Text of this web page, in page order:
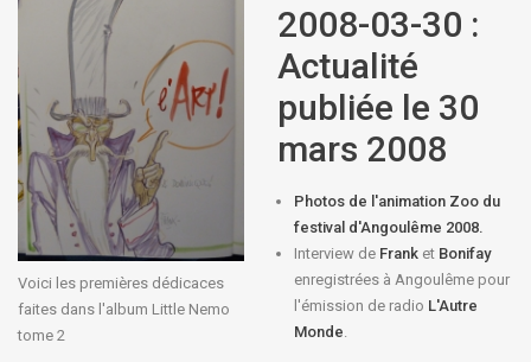
Voici les premières dédicaces
faites dans l'album Little Nemo
tome 2
2008-03-30 :
Actualité
publiée le 30
mars 2008
Photos de l'animation Zoo du
festival d'Angoulême 2008.
Interview de Frank et Bonifay
enregistrées à Angoulême pour
l'émission de radio L'Autre
Monde.